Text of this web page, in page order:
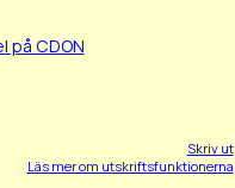
på CDON
Skriv ut
Läs mer om utskriftsfunktionerna